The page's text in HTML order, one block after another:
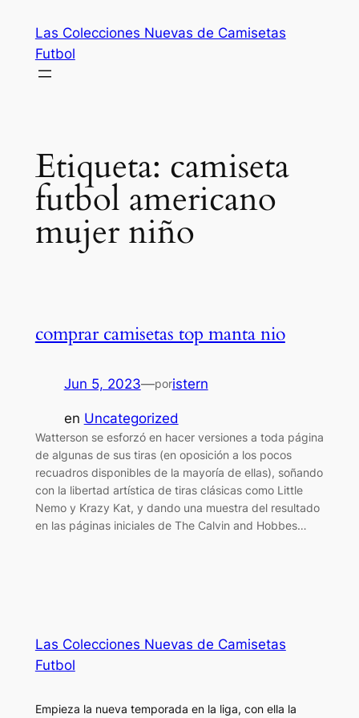
contenido
Las Colecciones Nuevas de Camisetas
Futbol
Etiqueta: camiseta
futbol americano
mujer niño
comprar camisetas top manta nio
Jun 5, 2023—poristern
en Uncategorized
Watterson se esforzó en hacer versiones a toda página
de algunas de sus tiras (en oposición a los pocos
recuadros disponibles de la mayoría de ellas), soñando
con la libertad artística de tiras clásicas como Little
Nemo y Krazy Kat, y dando una muestra del resultado
en las páginas iniciales de The Calvin and Hobbes…
Las Colecciones Nuevas de Camisetas
Futbol
Empieza la nueva temporada en la liga, con ella la